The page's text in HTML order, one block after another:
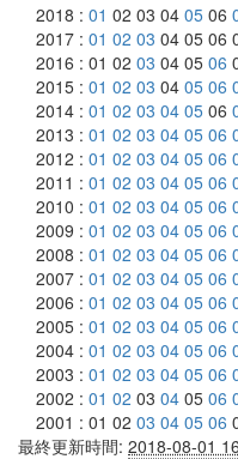
2018 : 01 02 03 04 05 06
2017 : 01 02 03 04 05 06
2016 : 01 02 03 04 05 06
2015 : 01 02 03 04 05 06
2014 : 01 02 03 04 05 06
2013 : 01 02 03 04 05 06
2012 : 01 02 03 04 05 06
2011 : 01 02 03 04 05 06
2010 : 01 02 03 04 05 06
2009 : 01 02 03 04 05 06
2008 : 01 02 03 04 05 06
2007 : 01 02 03 04 05 06
2006 : 01 02 03 04 05 06
2005 : 01 02 03 04 05 06
2004 : 01 02 03 04 05 06
2003 : 01 02 03 04 05 06
2002 : 01 02 03 04 05 06
2001 : 01 02 03 04 05 06
最終更新時間: 2018-08-01